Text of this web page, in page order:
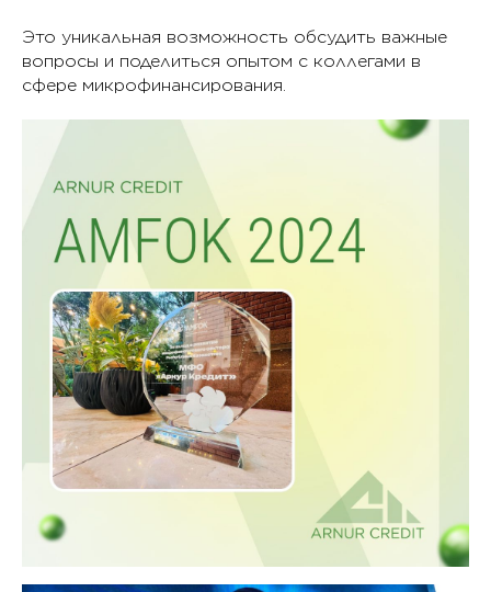
Это уникальная возможность обсудить важные
вопросы и поделиться опытом с коллегами в
сфере микрофинансирования.